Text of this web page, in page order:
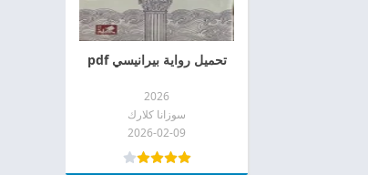
تحميل رواية بيرانيسي pdf
2026
سوزانا كلارك
2026-02-09